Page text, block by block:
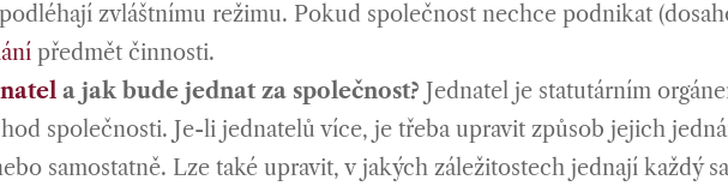
zvláštnímu režimu. Pokud společnost nechce podnikat
předmět činnosti.
a jak bude jednat za společnost? Jednatel je statutárním
společnosti. Je-li jednatelů více, je třeba upravit způsob jejich
samostatně. Lze také upravit, v jakých záležitostech jednají každý